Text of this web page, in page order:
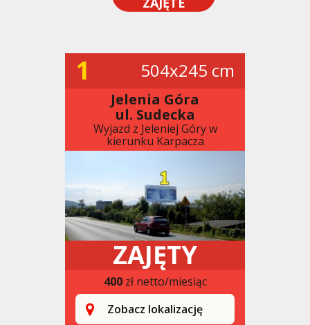
1 504x245 cm
Jelenia Góra
ul. Sudecka
Wyjazd z Jeleniej Góry w
kierunku Karpacza
ZAJĘTY
400zł netto/miesiąc
Zobacz lokalizację